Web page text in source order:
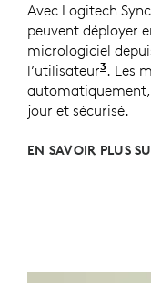
Avec Logitech
peuvent déployer
micrologiciel
l’utilisateur3. Les
automatiquement,
jour et sécurisé.
EN SAVOIR PLUS